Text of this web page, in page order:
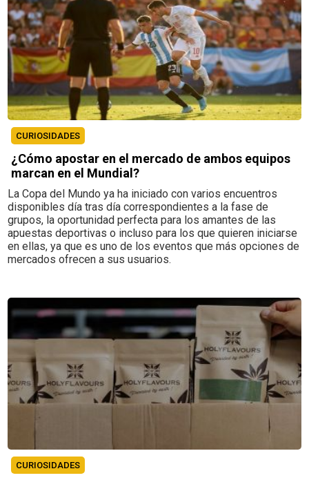
CURIOSIDADES
¿Cómo apostar en el mercado de ambos equipos
marcan en el Mundial?
La Copa del Mundo ya ha iniciado con varios encuentros
disponibles día tras día correspondientes a la fase de
grupos, la oportunidad perfecta para los amantes de las
apuestas deportivas o incluso para los que quieren iniciarse
en ellas, ya que es uno de los eventos que más opciones de
mercados ofrecen a sus usuarios.
CURIOSIDADES